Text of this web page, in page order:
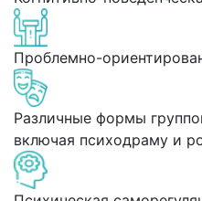
Проблемно-
Различные формы
включая психодраму и